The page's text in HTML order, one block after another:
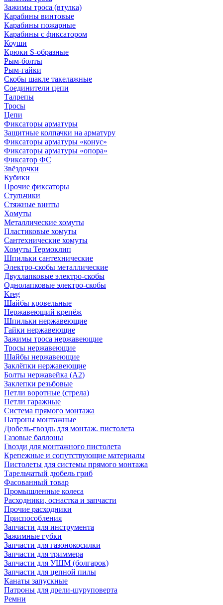
Зажимы троса (втулка)
Карабины винтовые
Карабины пожарные
Карабины с фиксатором
Коуши
Крюки S-образные
Рым-болты
Рым-гайки
Скобы шакле такелажные
Соединители цепи
Талрепы
Тросы
Цепи
Фиксаторы арматуры
Защитные колпачки на арматуру
Фиксаторы арматуры «конус»
Фиксаторы арматуры «опора»
Фиксатор ФС
Звёздочки
Кубики
Прочие фиксаторы
Стульчики
Стяжные винты
Хомуты
Металлические хомуты
Пластиковые хомуты
Сантехнические хомуты
Хомуты Термоклип
Шпильки сантехнические
Электро-скобы металлические
Двухлапковые электро-скобы
Однолапковые электро-скобы
Kreg
Шайбы кровельные
Нержавеющий крепёж
Шпильки нержавеющие
Гайки нержавеющие
Зажимы троса нержавеющие
Тросы нержавеющие
Шайбы нержавеющие
Заклёпки нержавеющие
Болты нержавейка (А2)
Заклепки резьбовые
Петли воротные (стрела)
Петли гаражные
Система прямого монтажа
Патроны монтажные
Дюбель-гвоздь для монтаж. пистолета
Газовые баллоны
Гвозди для монтажного пистолета
Крепежные и сопутствующие материалы
Пистолеты для системы прямого монтажа
Тарельчатый дюбель гриб
Фасованный товар
Промышленные колеса
Расходники, оснастка и запчасти
Прочие расходники
Приспособления
Запчасти для инструмента
Зажимные губки
Запчасти для газонокосилки
Запчасти для триммера
Запчасти для УШМ (болгарок)
Запчасти для цепной пилы
Канаты запускные
Патроны для дрели-шуруповерта
Ремни